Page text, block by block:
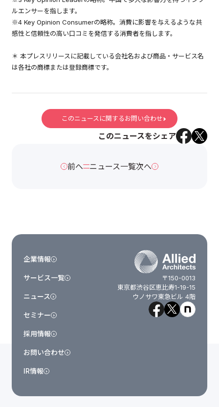
ルエンサーを指します。
※4 Key Opinion Consumerの略称。消費に影響を与えるような共
感性と信頼性の高い口コミを発信する消費者を指します。
＊ 本プレスリリースに記載している会社名および商品・サービス名
は各社の商標または登録商標です。
このニュースに関するお問い合わせ
このニュースをシェア
前へ ニュース一覧次へ
〒150-0013
東京都渋谷区恵比寿1-19-15
ウノサワ東急ビル 4階
企業情報
サービス一覧
ニュース
セミナー
採用情報
お問い合わせ
IR情報